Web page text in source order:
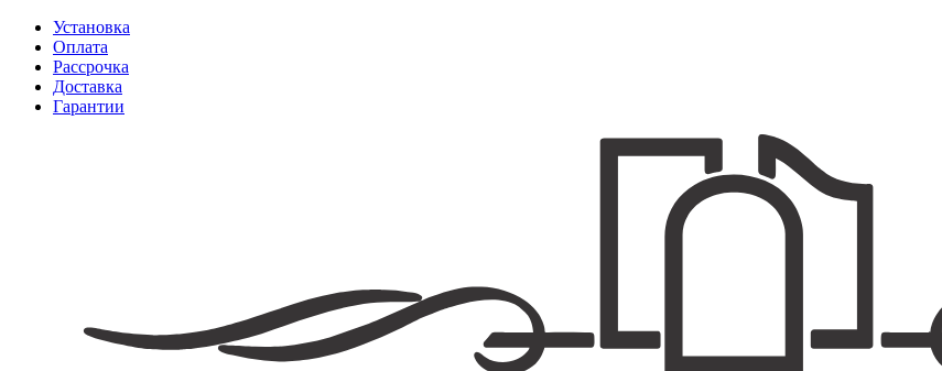
Установка
Оплата
Рассрочка
Доставка
Гарантии